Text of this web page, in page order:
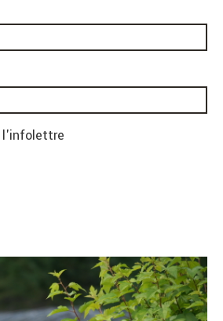
l'infolettre